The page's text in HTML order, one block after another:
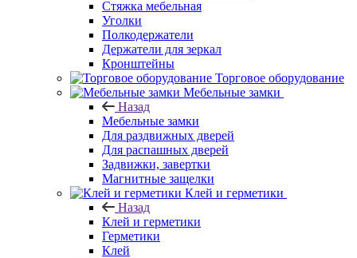
Стяжка мебельная
Уголки
Полкодержатели
Держатели для зеркал
Кронштейны
Торговое оборудование
Мебельные замки
Назад
Мебельные замки
Для раздвижных дверей
Для распашных дверей
Задвижки, завертки
Магнитные защелки
Клей и герметики
Назад
Клей и герметики
Герметики
Клей